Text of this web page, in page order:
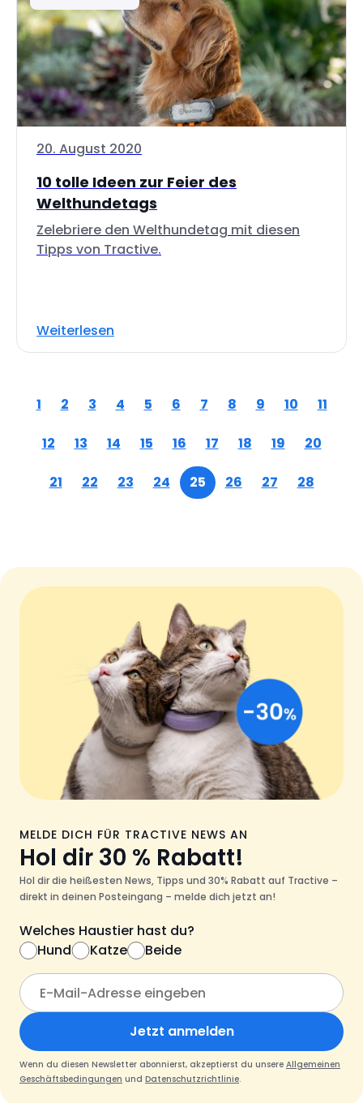
20. August 2020
10 tolle Ideen zur Feier des
Welthundetags
Zelebriere den Welthundetag mit diesen
Tipps von Tractive.
Weiterlesen
1 2 3 4 5 6 7 8 9 10 11
12 13 14 15 16 17 18 19 20
21 22 23 24 25 26 27 28
MELDE DICH FÜR TRACTIVE NEWS AN
Hol dir 30 % Rabatt!
Hol dir die heißesten News, Tipps und 30% Rabatt auf Tractive –
direkt in deinen Posteingang – melde dich jetzt an!
Welches Haustier hast du?
Hund
Katze Beide
Jetzt anmelden
Wenn du diesen Newsletter abonnierst, akzeptierst du unsere Allgemeinen
Geschäftsbedingungen und Datenschutzrichtlinie.